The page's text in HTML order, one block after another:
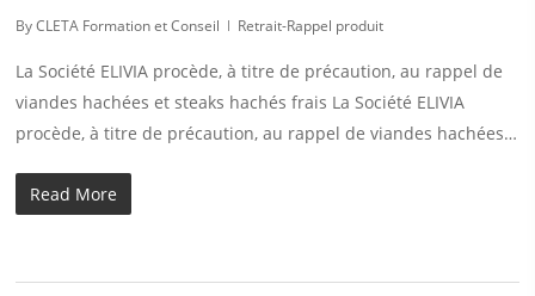
By CLETA Formation et Conseil Retrait-Rappel produit
La Société ELIVIA procède, à titre de précaution, au rappel de
viandes hachées et steaks hachés frais La Société ELIVIA
procède, à titre de précaution, au rappel de viandes hachées…
Read More